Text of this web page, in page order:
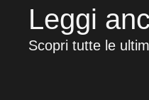
Leggi
Scopri tutte le